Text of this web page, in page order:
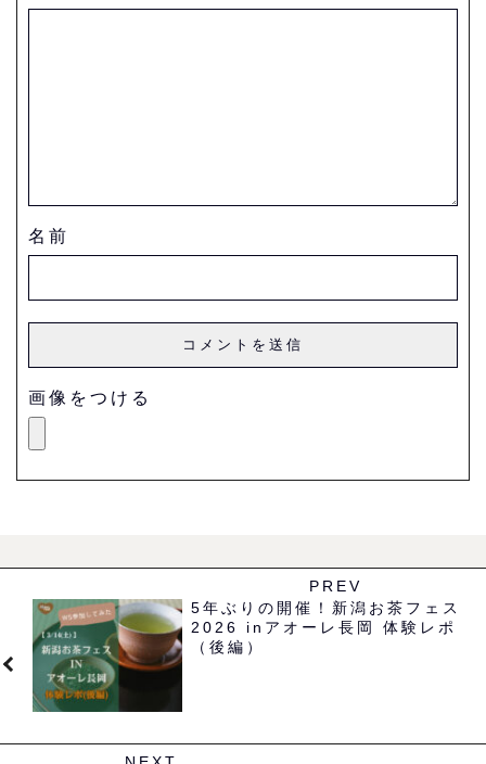
名前
画像をつける
PREV
5年ぶりの開催！新潟お茶フェス
2026 inアオーレ長岡 体験レポ
（後編）